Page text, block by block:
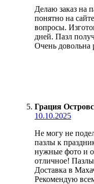
Делаю заказ на
понятно на
вопросы.
дней. Пазл
Очень довольна
Грация
10.10.2025
Не могу не
пазлы к
нужные фото и
отличное!
Доставка в
Рекомендую